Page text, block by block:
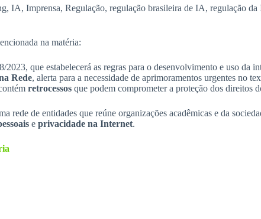
, IA, Imprensa, Regulação, regulação brasileira de IA, regulação da
na matéria:
que estabelecerá as regras para o desenvolvimento e uso
Rede, alerta para a necessidade de aprimoramentos urgentes no
retrocessos que podem comprometer a proteção dos direitos
rede de entidades que reúne organizações acadêmicas e da
e privacidade na Internet.